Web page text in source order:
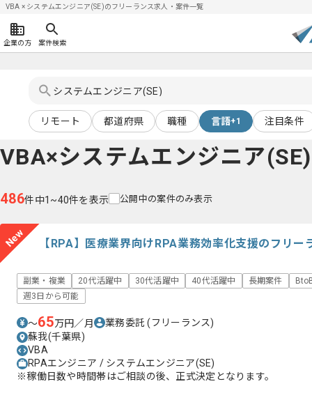
VBA × システムエンジニア(SE)のフリーランス求人・案件一覧
企業の方 案件検索
リモート 都道府県 職種 言語+1 注目条件
VBA×システムエンジニア(SE)
486件中1~40件を表示 公開中の案件のみ表示
New 【RPA】医療業界向けRPA業務効率化支援のフリー
副業・複業 20代活躍中 30代活躍中 40代活躍中 長期案件
週3日から可能
〜65万円／月 業務委託(フリーランス)
蘇我(千葉県)
VBA
RPAエンジニア / システムエンジニア(SE)
※稼働日数や時間帯はご相談の後、正式決定となります。